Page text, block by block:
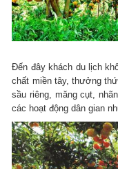
Đến đây khách du lịch
chất miền tây, thưởng
sầu riêng, măng cụt,
các hoạt động dân gian